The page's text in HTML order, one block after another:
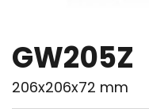
GW205Z
206x206x72 mm